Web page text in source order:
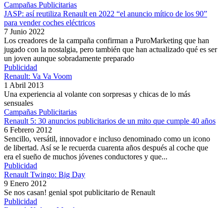
Campañas Publicitarias
JASP: así reutiliza Renault en 2022 “el anuncio mítico de los 90”
para vender coches eléctricos
7 Junio 2022
Los creadores de la campaña confirman a PuroMarketing que han
jugado con la nostalgia, pero también que han actualizado qué es ser
un joven aunque sobradamente preparado
Publicidad
Renault: Va Va Voom
1 Abril 2013
Una experiencia al volante con sorpresas y chicas de lo más
sensuales
Campañas Publicitarias
Renault 5: 30 anuncios publicitarios de un mito que cumple 40 años
6 Febrero 2012
Sencillo, versátil, innovador e incluso denominado como un icono
de libertad. Así se le recuerda cuarenta años después al coche que
era el sueño de muchos jóvenes conductores y que...
Publicidad
Renault Twingo: Big Day
9 Enero 2012
Se nos casan! genial spot publicitario de Renault
Publicidad